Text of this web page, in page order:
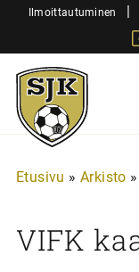
SiirryIlmoittautuminen |
Sjk-
Juniorit
Etusivu » Arkisto »
VIFK